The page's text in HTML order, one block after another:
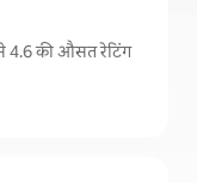
4.6 की औसत रेटिंग